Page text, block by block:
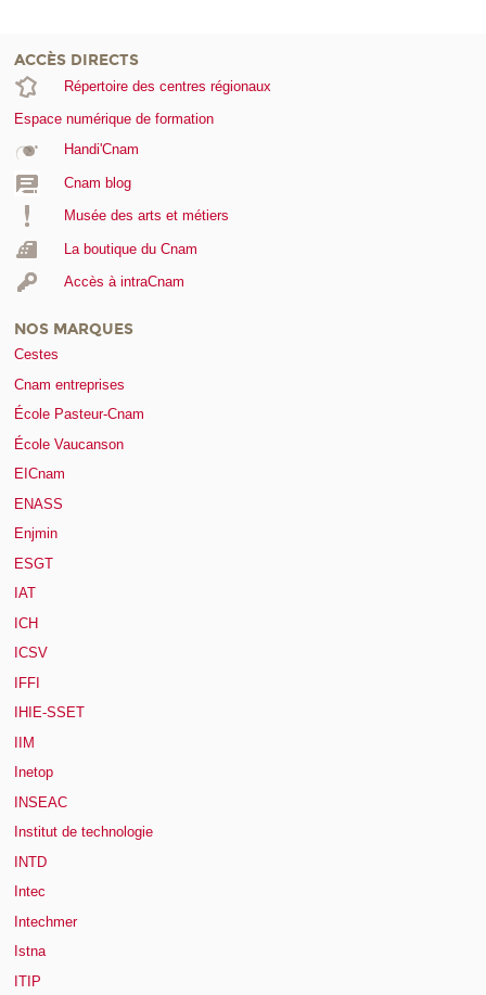
ACCÈS DIRECTS
Répertoire des centres régionaux
Espace numérique de formation
Handi'Cnam
Cnam blog
Musée des arts et métiers
La boutique du Cnam
Accès à intraCnam
NOS MARQUES
Cestes
Cnam entreprises
École Pasteur-Cnam
École Vaucanson
EICnam
ENASS
Enjmin
ESGT
IAT
ICH
ICSV
IFFI
IHIE-SSET
IIM
Inetop
INSEAC
Institut de technologie
INTD
Intec
Intechmer
Istna
ITIP